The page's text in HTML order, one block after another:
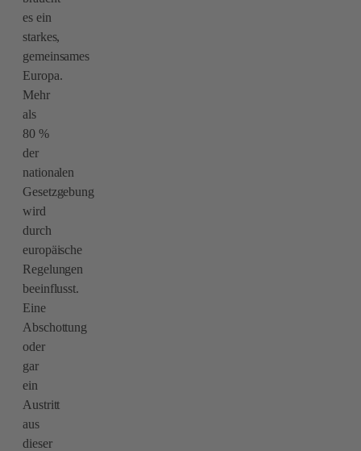
es ein
starkes,
gemeinsames
Europa.
Mehr
als
80 %
der
nationalen
Gesetzgebung
wird
durch
europäische
Regelungen
beeinflusst.
Eine
Abschottung
oder
gar
ein
Austritt
aus
dieser